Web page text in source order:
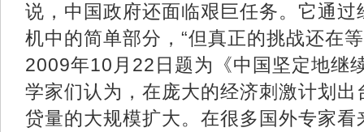
说，中国政府还面临艰巨任务。它通
机中的简单部分，“但真正的挑战还在
2009年10月22日题为《中国坚定地继
学家们认为，在庞大的经济刺激计划
贷量的大规模扩大。在很多国外专家